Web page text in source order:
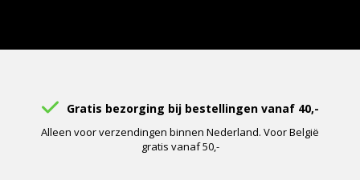
Gratis bezorging bij bestellingen vanaf 40,-
Alleen voor verzendingen binnen Nederland. Voor België
gratis vanaf 50,-